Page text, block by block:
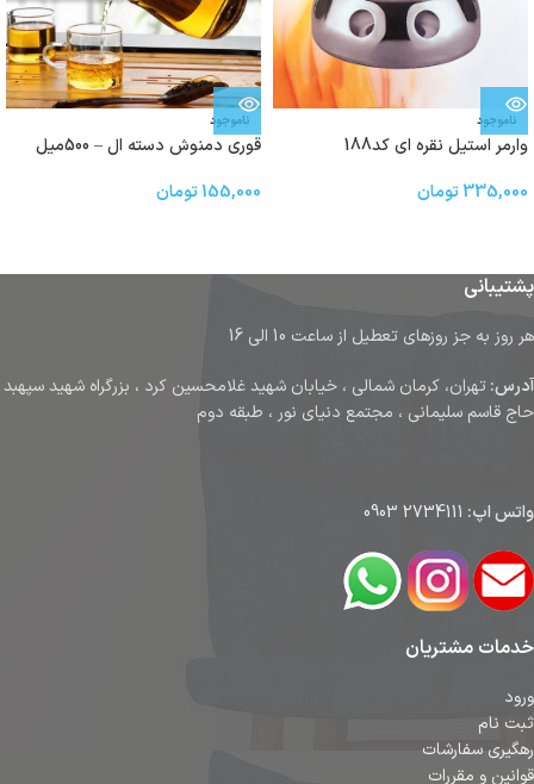
ناموجود
وارمر استیل نقره ای کد188
335,000تومان
ناموجود
قوری دمنوش دسته ال – 500میل
155,000تومان
پشتیبانی
هر روز به جز روزهای تعطیل از ساعت 10 الی 16
آدرس: تهران، کرمان شمالی ، خیابان شهید غلامحسین کرد ، بزرگراه شهید سپهبد
حاج قاسم سلیمانی ، مجتمع دنیای نور ، طبقه دوم
واتس اپ: 2734111 0903
خدمات مشتریان
ورود
ثبت نام
رهگیری سفارشات
قوانین و مقررات